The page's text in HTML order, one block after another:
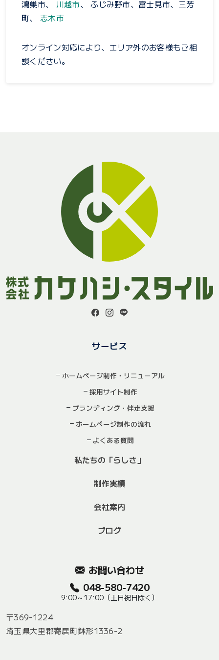
鴻巣市、 川越市、 ふじみ野市、富士見市、三芳
町、 志木市
オンライン対応により、エリア外のお客様もご相
談ください。
サービス
ホームページ制作・リニューアル
採用サイト制作
ブランディング・伴走支援
ホームページ制作の流れ
よくある質問
私たちの「らしさ」
制作実績
会社案内
ブログ
お問い合わせ
048-580-7420
9:00～17:00（土日祝日除く）
〒369-1224
埼玉県大里郡寄居町鉢形1336-2